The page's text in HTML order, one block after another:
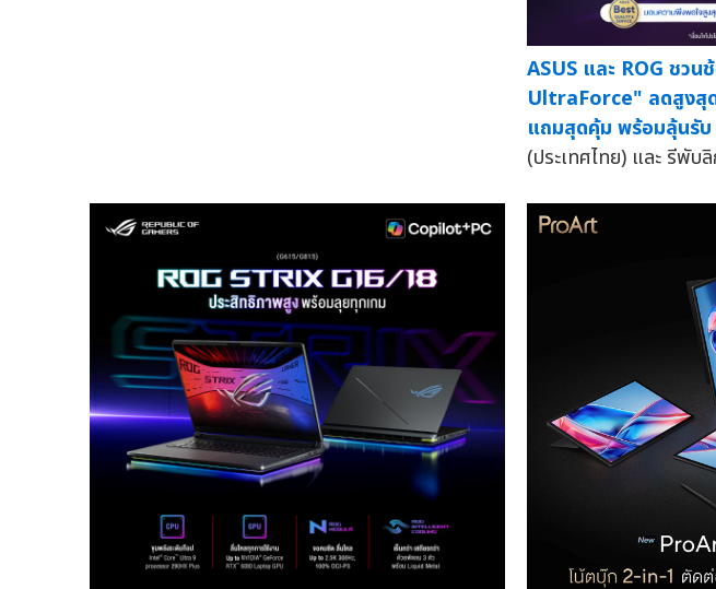
ASUS และ ROG ชว
UltraForce" ลดสูงสุ
แถมสุดคุ้ม พร้อมลุ้นรั
(ประเทศไทย) และ รีพับ